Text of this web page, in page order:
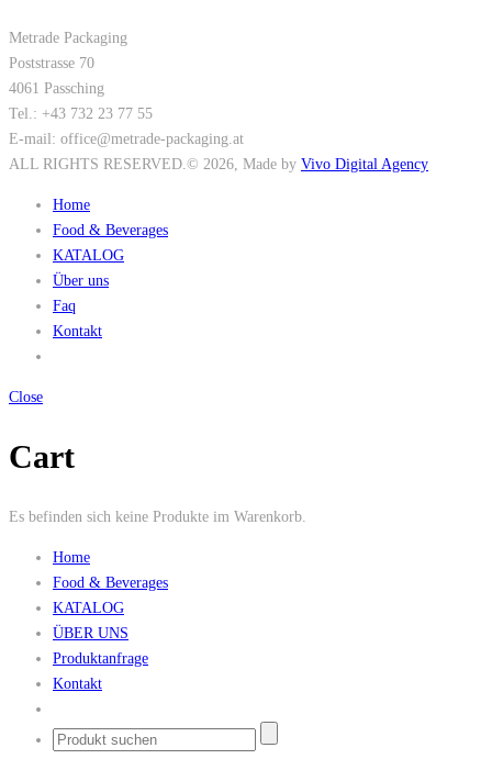
Metrade Packaging
Poststrasse 70
4061 Passching
Tel.: +43 732 23 77 55
E-mail: office@metrade-packaging.at
ALL RIGHTS RESERVED.© 2026, Made by Vivo Digital Agency
Home
Food & Beverages
KATALOG
Über uns
Faq
Kontakt
Close
Cart
Es befinden sich keine Produkte im Warenkorb.
Home
Food & Beverages
KATALOG
ÜBER UNS
Produktanfrage
Kontakt